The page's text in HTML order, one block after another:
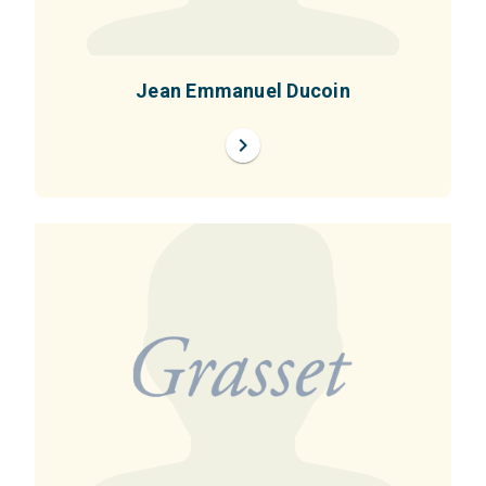
Jean Emmanuel Ducoin
chevron_right